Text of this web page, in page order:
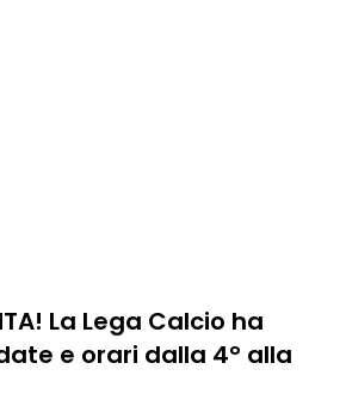
La Lega Calcio ha
e orari dalla 4° alla